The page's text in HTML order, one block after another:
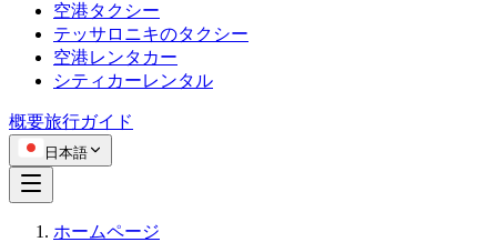
空港タクシー
テッサロニキのタクシー
空港レンタカー
シティカーレンタル
概要旅行ガイド
日本語
ホームページ